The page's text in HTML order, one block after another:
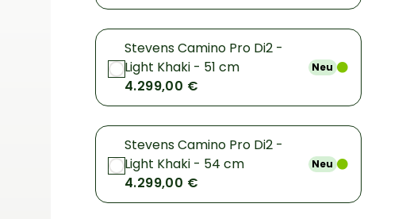
Stevens Camino Pro Di2 -
Light Khaki - 51 cm
4.299,00 €
Neu
Stevens Camino Pro Di2 -
Light Khaki - 54 cm
4.299,00 €
Neu